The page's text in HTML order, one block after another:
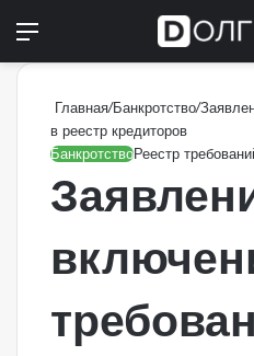
Меню
Главная/Банкротство/
в реестр кредиторов
БанкротствоРеестр